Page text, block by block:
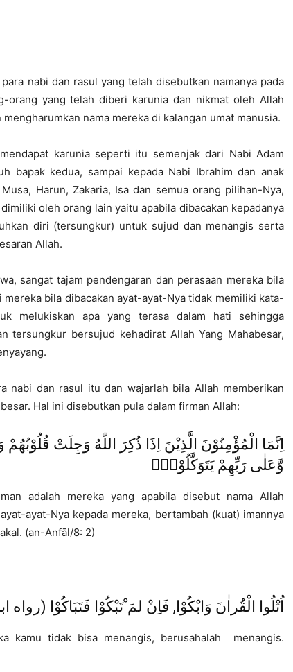
nabi dan rasul yang telah disebutkan namanya pada
orang yang telah diberi karunia dan nikmat oleh Allah
nama mereka di kalangan umat manusia.
karunia seperti itu semenjak dari Nabi Adam
bapak kedua, sampai kepada Nabi Ibrahim dan anak
Harun, Zakaria, Isa dan semua orang pilihan-Nya,
oleh orang lain yaitu apabila dibacakan kepadanya
diri (tersungkur) untuk sujud dan menangis serta
Allah.
sangat tajam pendengaran dan perasaan mereka bila
bila dibacakan ayat-ayat-Nya tidak memiliki kata-
melukiskan apa yang terasa dalam hati sehingga
tersungkur bersujud kehadirat Allah Yang Mahabesar,
nabi dan rasul itu dan wajarlah bila Allah memberikan
Hal ini disebutkan pula dalam firman Allah:
اِنَّمَا الْمُؤْمِنُوْنَ الَّذِيْنَ اِذَا ذُكِرَ اللّٰهُ وَجِلَتْ قُلُوْبُهُمْ
وَّعَلٰى رَبِّهِمْ يَتَوَكَّلُوْنَۙ
adalah mereka yang apabila disebut nama Allah
ayat-Nya kepada mereka, bertambah (kuat) imannya
(an-Anfāl/8: 2)
اُتْلُوا الْقُراٰنَ وَابْكُوْا, فَاِنْ لمَ ْتَبْكُوْا فَتَبَاكُوْا (رواه
kamu tidak bisa menangis, berusahalah menangis.